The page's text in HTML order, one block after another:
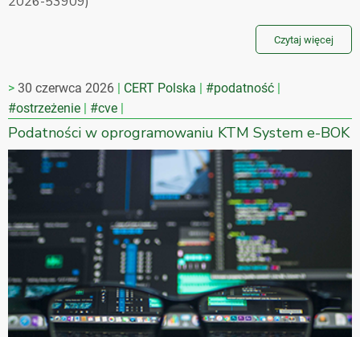
Czytaj więcej
30 czerwca 2026 CERT Polska
#podatność
#ostrzeżenie
#cve
Podatności w oprogramowaniu KTM System e-BOK